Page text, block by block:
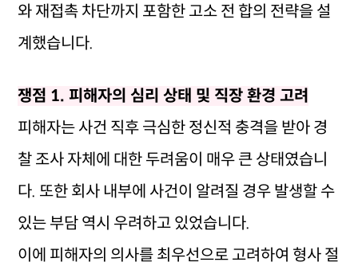
와 재접촉 차단까지 포함한 고소 전 합의 전략을 설
계했습니다.
쟁점 1. 피해자의 심리 상태 및 직장 환경 고려
피해자는 사건 직후 극심한 정신적 충격을 받아 경
찰 조사 자체에 대한 두려움이 매우 큰 상태였습니
다. 또한 회사 내부에 사건이 알려질 경우 발생할 수
있는 부담 역시 우려하고 있었습니다.
이에 피해자의 의사를 최우선으로 고려하여 형사 절